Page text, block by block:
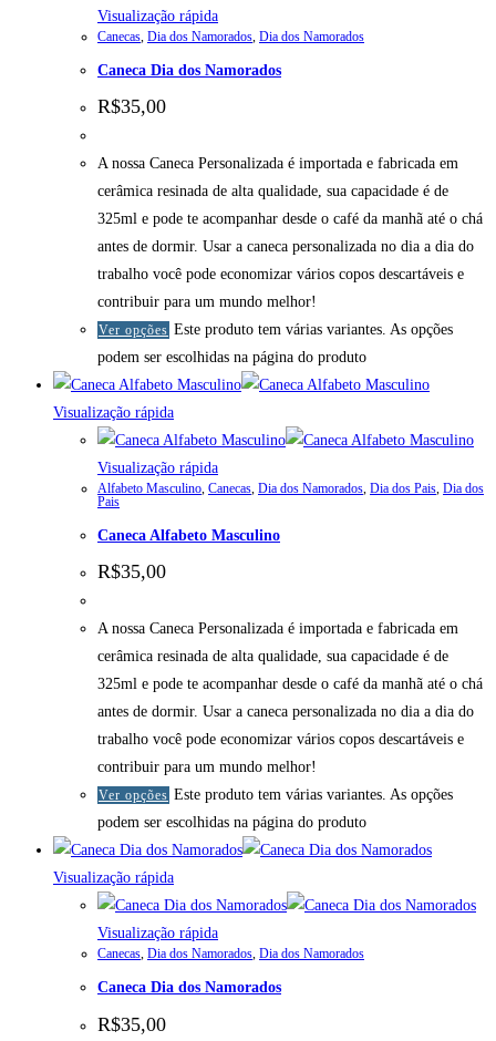
Visualização rápida
Canecas, Dia dos Namorados, Dia dos Namorados
Caneca Dia dos Namorados
R$35,00
A nossa Caneca Personalizada é importada e fabricada em
cerâmica resinada de alta qualidade, sua capacidade é de
325ml e pode te acompanhar desde o café da manhã até o chá
antes de dormir. Usar a caneca personalizada no dia a dia do
trabalho você pode economizar vários copos descartáveis e
contribuir para um mundo melhor!
Ver opções Este produto tem várias variantes. As opções
podem ser escolhidas na página do produto
Visualização rápida
Visualização rápida
Alfabeto Masculino, Canecas, Dia dos Namorados, Dia dos Pais, Dia dos
Pais
Caneca Alfabeto Masculino
R$35,00
A nossa Caneca Personalizada é importada e fabricada em
cerâmica resinada de alta qualidade, sua capacidade é de
325ml e pode te acompanhar desde o café da manhã até o chá
antes de dormir. Usar a caneca personalizada no dia a dia do
trabalho você pode economizar vários copos descartáveis e
contribuir para um mundo melhor!
Ver opções Este produto tem várias variantes. As opções
podem ser escolhidas na página do produto
Visualização rápida
Visualização rápida
Canecas, Dia dos Namorados, Dia dos Namorados
Caneca Dia dos Namorados
R$35,00